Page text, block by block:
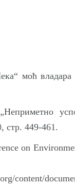
моћ
стр. 449-461.
on
content/